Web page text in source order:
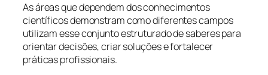
As áreas que dependem dos conhecimentos
científicos demonstram como diferentes campos
utilizam esse conjunto estruturado de saberes para
orientar decisões, criar soluções e fortalecer
práticas profissionais.